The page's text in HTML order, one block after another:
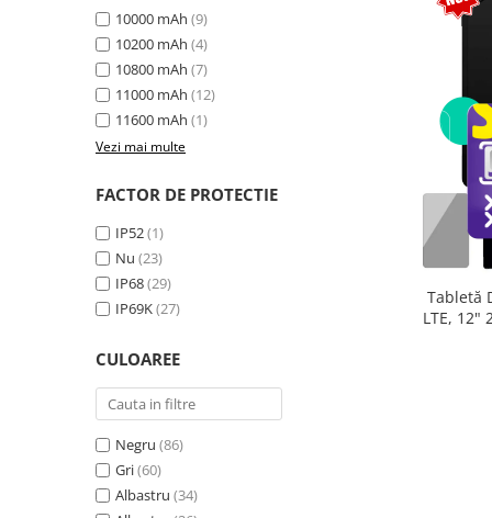
10000 mAh (9)
10200 mAh (4)
10800 mAh (7)
11000 mAh (12)
11600 mAh (1)
Vezi mai multe
FACTOR DE PROTECTIE
IP52(1)
Nu (23)
IP68(29)
IP69K(27)
CULOAREE
Negru (86)
Gri(60)
Albastru (34)
Tabletă
LTE, 12"